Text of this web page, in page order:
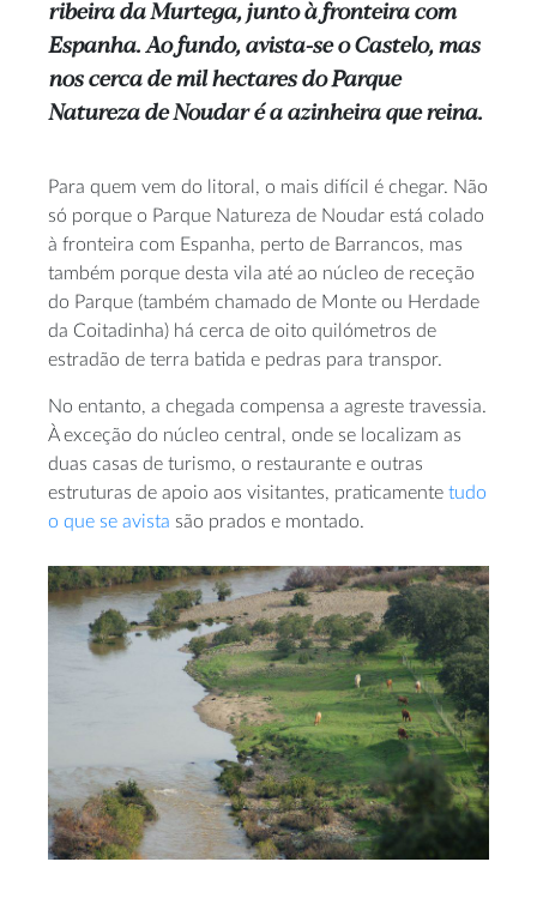
ribeira da Murtega, junto à fronteira com
Espanha. Ao fundo, avista-se o Castelo, mas
nos cerca de mil hectares do Parque
Natureza de Noudar é a azinheira que reina.
Para quem vem do litoral, o mais difícil é chegar. Não
só porque o Parque Natureza de Noudar está colado
à fronteira com Espanha, perto de Barrancos, mas
também porque desta vila até ao núcleo de receção
do Parque (também chamado de Monte ou Herdade
da Coitadinha) há cerca de oito quilómetros de
estradão de terra batida e pedras para transpor.
No entanto, a chegada compensa a agreste travessia.
À exceção do núcleo central, onde se localizam as
duas casas de turismo, o restaurante e outras
estruturas de apoio aos visitantes, praticamente tudo
o que se avista são prados e montado.